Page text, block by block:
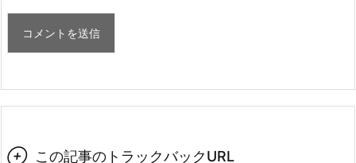
 この記事のトラックバックURL